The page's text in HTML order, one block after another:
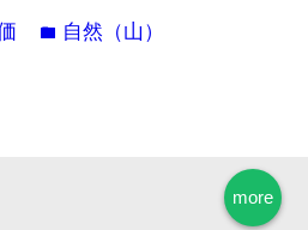
folder 自然（山）
more